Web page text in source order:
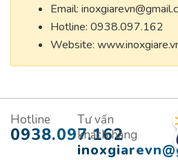
Email:
Hotline: 0938.097.162
Website:
Hotline
0938.097.162
Tư vấn
khách hàng